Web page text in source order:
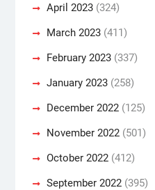
April 2023(324)
March 2023(411)
February 2023(337)
January 2023(258)
December 2022(125)
November 2022(501)
October 2022(412)
September 2022(395)